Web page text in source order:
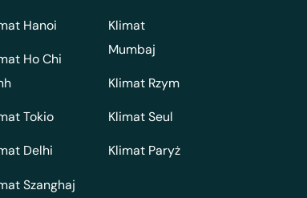
Hanoi
Ho Chi
Tokio
Delhi
Szanghaj
Klimat
Mumbaj
Klimat Rzym
Klimat Seul
Klimat Paryż